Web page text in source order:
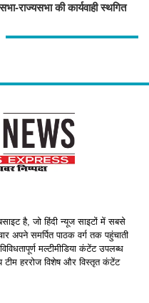
राज्यसभा की कार्यवाही स्थगित
है, जो हिंदी न्यूज साइटों में सबसे
अपने समर्पित पाठक वर्ग तक पहुंचाती
मल्टीमीडिया कंटेंट उपलब्ध
टीम हररोज विशेष और विस्तृत कंटेंट